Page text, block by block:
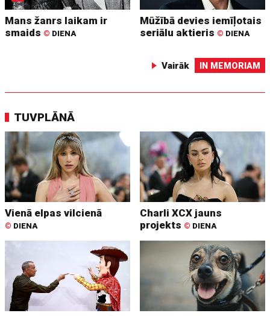
Mans žanrs laikam ir
smaids © DIENA
Mūžībā devies iemīļotais
seriālu aktieris © DIENA
Vairāk IN MEMORIAM
TUVPLĀNĀ
Vienā elpas vilcienā
© DIENA
Charli XCX jauns
projekts © DIENA